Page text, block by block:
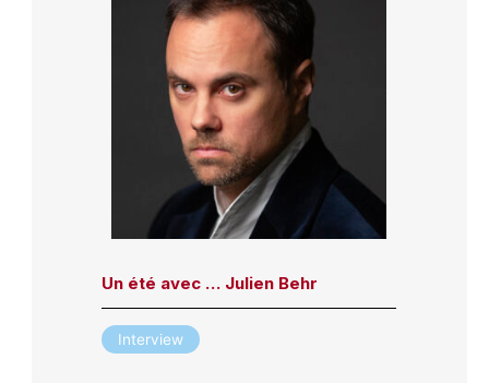
Un été avec … Julien Behr
Interview